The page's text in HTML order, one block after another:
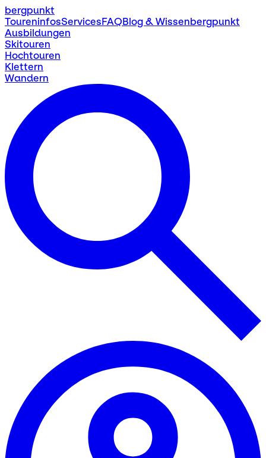
bergpunkt
ToureninfosServicesFAQBlog & Wissenbergpunkt
Ausbildungen
Skitouren
Hochtouren
Klettern
Wandern